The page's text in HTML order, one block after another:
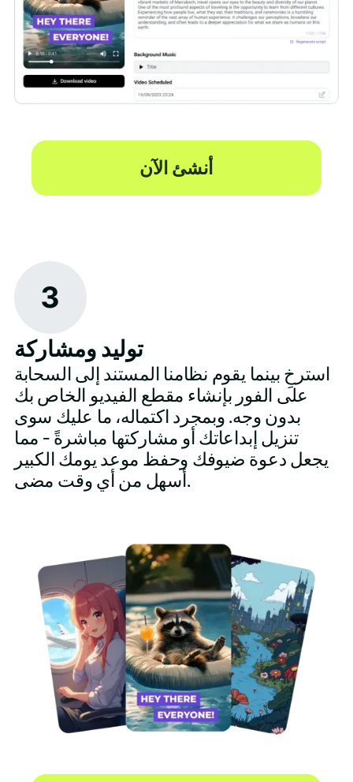
أنشئ الآن
3
توليد ومشاركة
استرخِ بينما يقوم نظامنا المستند إلى السحابة
على الفور بإنشاء مقطع الفيديو الخاص بك
بدون وجه. وبمجرد اكتماله، ما عليك سوى
تنزيل إبداعاتك أو مشاركتها مباشرةً - مما
يجعل دعوة ضيوفك وحفظ موعد يومك الكبير
أسهل من أي وقت مضى.